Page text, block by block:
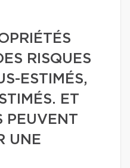
RISQUES
ESTIMÉS,
ET
PEUVENT
UNE